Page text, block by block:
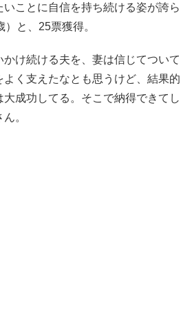
いことに自信を持ち続ける姿が誇ら
と、25票獲得。
かけ続ける夫を、妻は信じてついて
く支えたなとも思うけど、結果的
成功してる。そこで納得できてし
。